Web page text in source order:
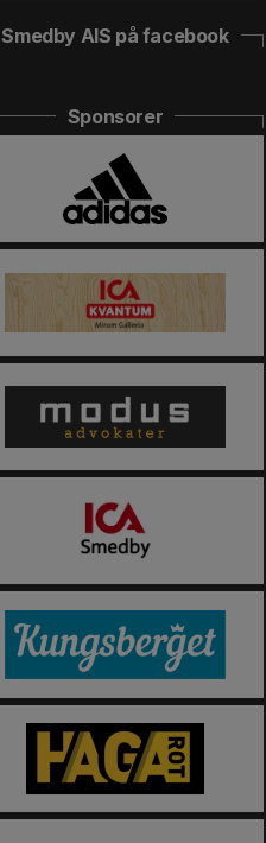
Smedby AIS på facebook
Sponsorer